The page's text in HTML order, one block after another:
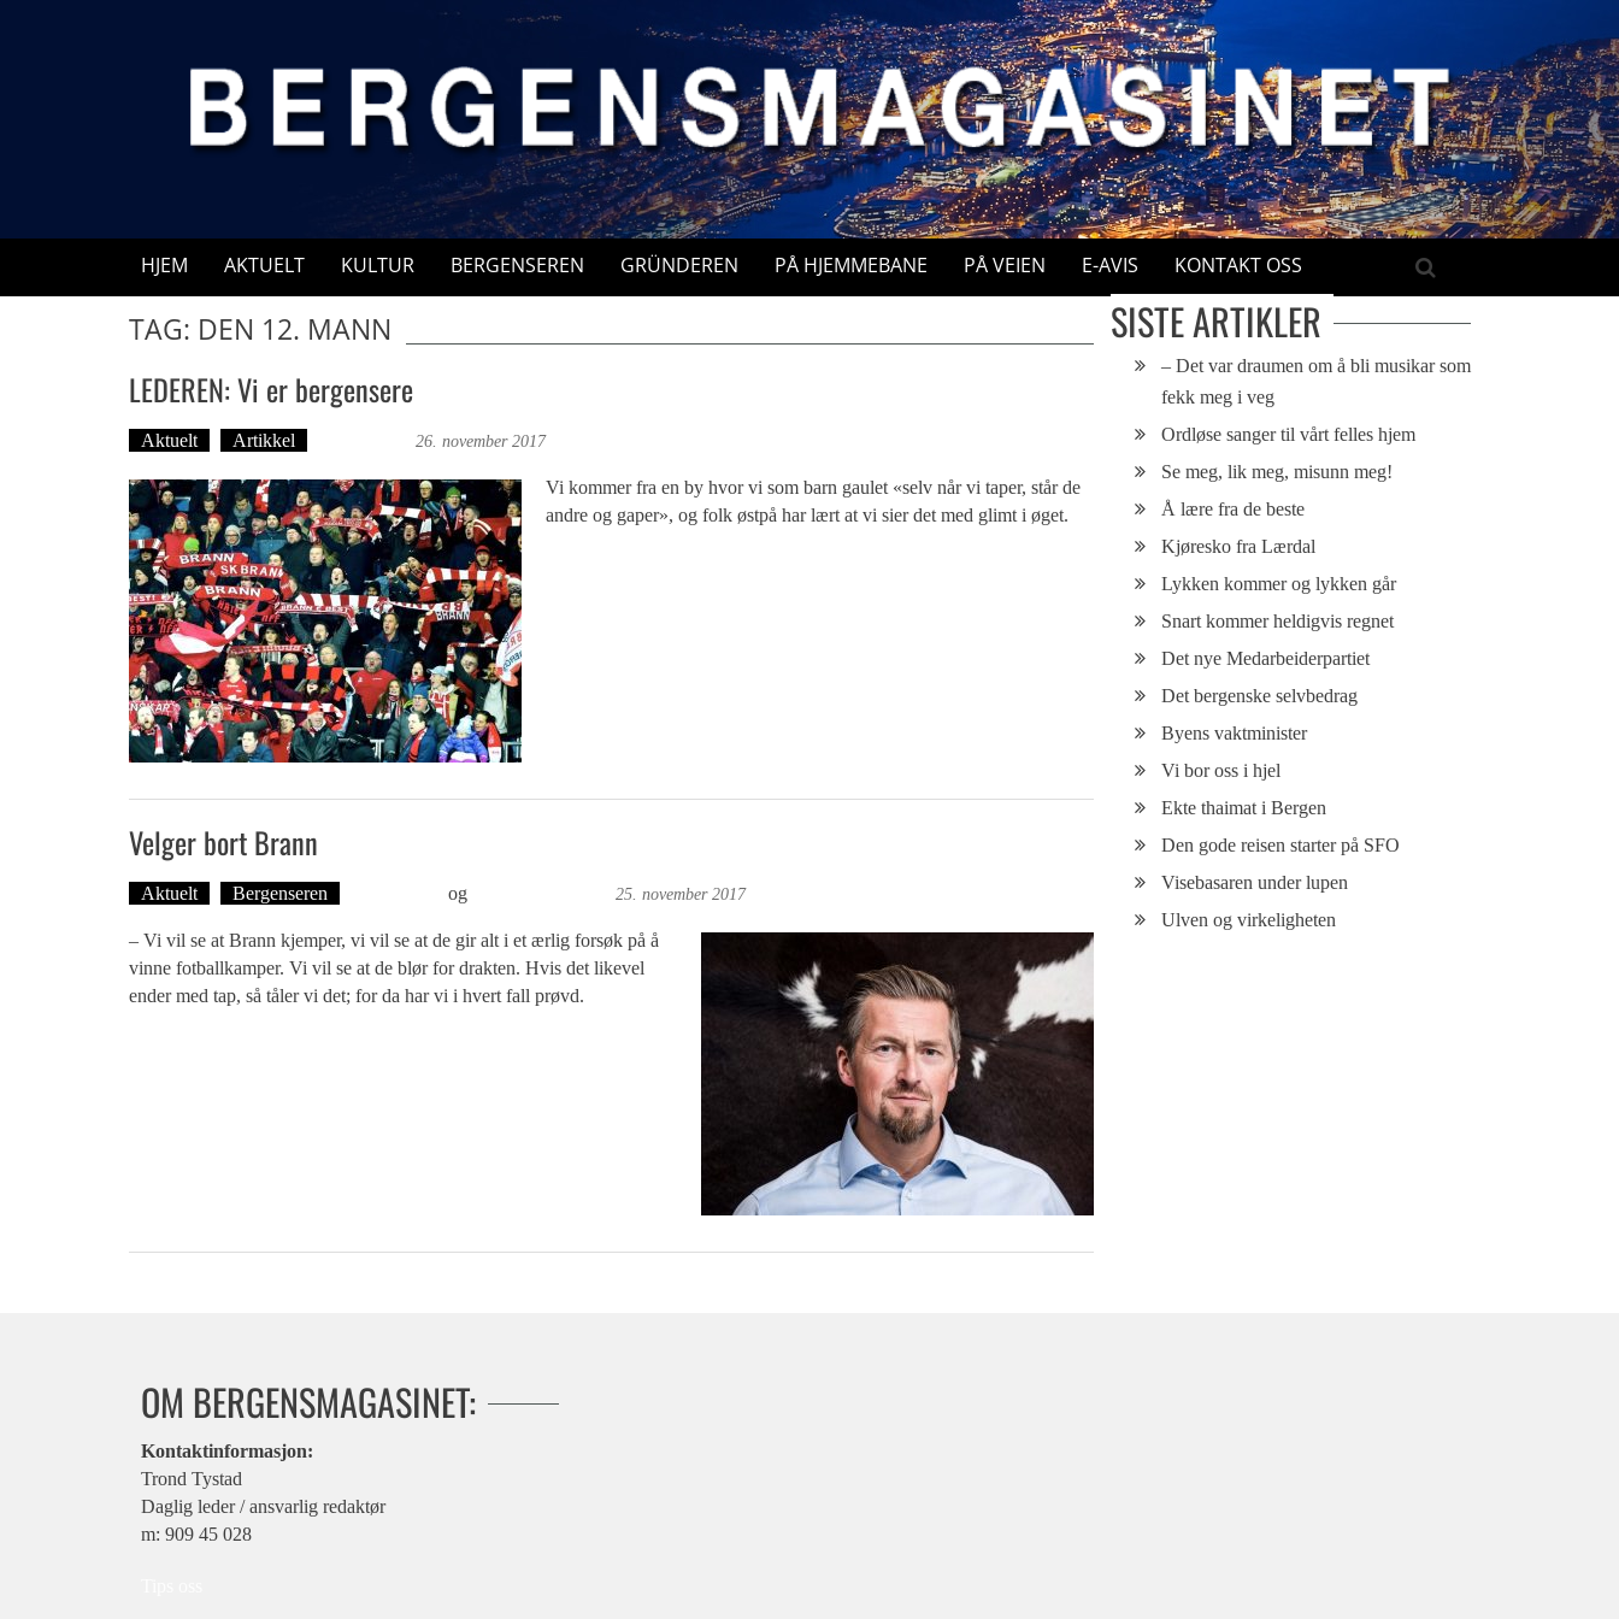
HJEM AKTUELT KULTUR BERGENSEREN GRÜNDEREN PÅ HJEMMEBANE PÅ VEIEN E-AVIS KONTAKT OSS
TAG: DEN 12. MANN
LEDEREN: Vi er bergensere
Aktuelt Artikkel 26. november 2017
Vi kommer fra en by hvor vi som barn gaulet «selv når vi taper, står de
andre og gaper», og folk østpå har lært at vi sier det med glimt i øget.
Velger bort Brann
Aktuelt Bergenseren og 25. november 2017
– Vi vil se at Brann kjemper, vi vil se at de gir alt i et ærlig forsøk på å
vinne fotballkamper. Vi vil se at de blør for drakten. Hvis det likevel
ender med tap, så tåler vi det; for da har vi i hvert fall prøvd.
SISTE ARTIKLER
– Det var draumen om å bli musikar som
fekk meg i veg
Ordløse sanger til vårt felles hjem
Se meg, lik meg, misunn meg!
Å lære fra de beste
Kjøresko fra Lærdal
Lykken kommer og lykken går
Snart kommer heldigvis regnet
Det nye Medarbeiderpartiet
Det bergenske selvbedrag
Byens vaktminister
Vi bor oss i hjel
Ekte thaimat i Bergen
Den gode reisen starter på SFO
Visebasaren under lupen
Ulven og virkeligheten
OM BERGENSMAGASINET:
Kontaktinformasjon:
Trond Tystad
Daglig leder / ansvarlig redaktør
m: 909 45 028